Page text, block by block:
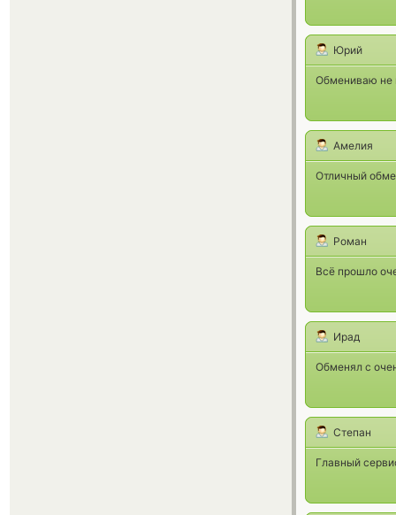
Юрий
Обмениваю не
Амелия
Отличный
Роман
Всё прошло
Ирад
Обменял с
Степан
Главный